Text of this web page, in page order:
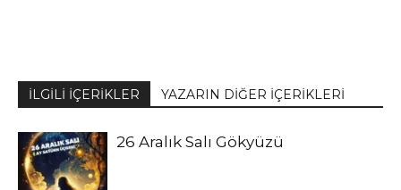
İLGİLİ İÇERİKLER YAZARIN DİĞER İÇERİKLERİ
26 Aralık Salı Gökyüzü